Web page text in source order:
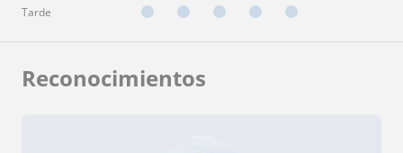
Tarde
Reconocimientos